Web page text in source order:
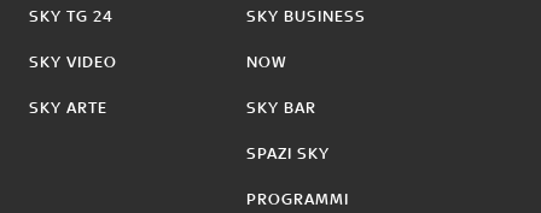
SKY TG 24
SKY VIDEO
SKY ARTE
SKY BUSINESS
NOW
SKY BAR
SPAZI SKY
PROGRAMMI